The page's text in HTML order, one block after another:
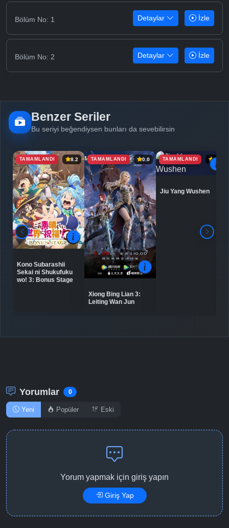
Bölüm No: 1 Detaylar İzle
Bölüm No: 2 Detaylar İzle
Benzer Seriler
Bu seriyi beğendiysen bunları da sevebilirsin
TAMAMLANDI 8.2
Kono Subarashii
Sekai ni Shukufuku
wo! 3: Bonus Stage
TAMAMLANDI 0.0
Xiong Bing Lian 3:
Leiting Wan Jun
TAMAMLANDI 6.9
Jiu Yang Wushen
Yorumlar 0
Yeni Popüler Eski
Yorum yapmak için giriş yapın
Giriş Yap